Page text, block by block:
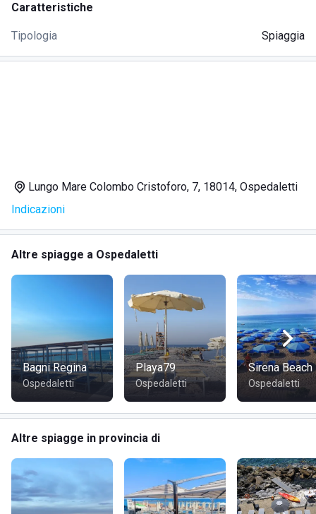
Caratteristiche
Tipologia Spiaggia
Lungo Mare Colombo Cristoforo, 7, 18014, Ospedaletti
Indicazioni
Altre spiagge a Ospedaletti
Bagni Regina
Ospedaletti
Playa79
Ospedaletti
Sirena Beach
Ospedaletti
Altre spiagge in provincia di